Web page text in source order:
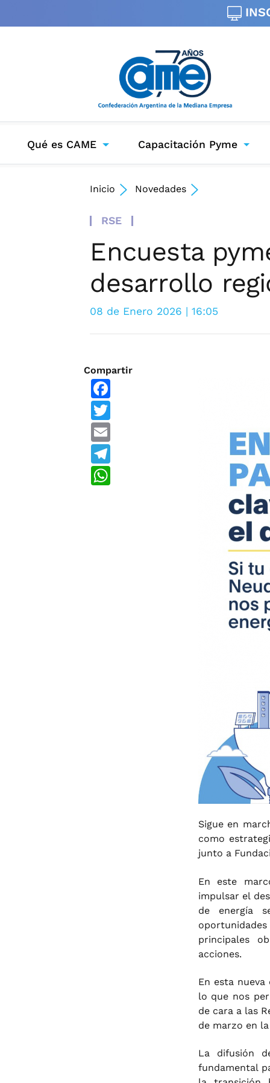
Qué es CAME Capacitación Pyme
Inicio Novedades
RSE
Encuesta
desarrollo
08 de Enero 2026 | 16:05
Compartir
Sigue en
como
junto a
En este
impulsar el
de energía
principales
acciones.
En esta
lo que nos
de cara a las
de marzo en
La difusión
fundamental